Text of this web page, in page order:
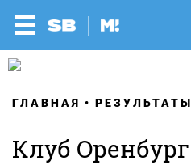
ГЛАВНАЯ РЕЗУЛЬТАТЫ
Клуб Оренбург